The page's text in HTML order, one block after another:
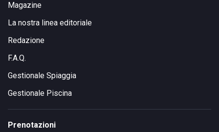
Magazine
La nostra linea editoriale
Redazione
F.A.Q.
Gestionale Spiaggia
Gestionale Piscina
Prenotazioni